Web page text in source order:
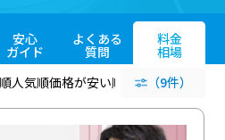
安心
ガイド
よくある
質問
料金
相場
人気順価格が安い順 評価が高い順
（9件）